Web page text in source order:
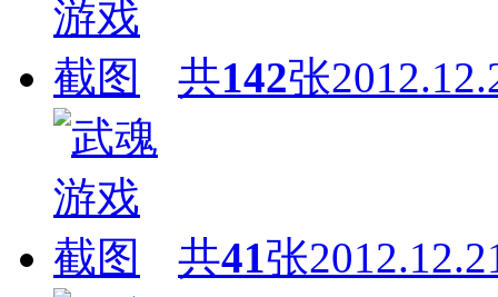
共142张
共41张